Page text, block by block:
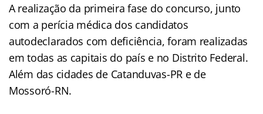
A realização da primeira fase do concurso, junto
com a perícia médica dos candidatos
autodeclarados com deficiência, foram realizadas
em todas as capitais do país e no Distrito Federal.
Além das cidades de Catanduvas-PR e de
Mossoró-RN.